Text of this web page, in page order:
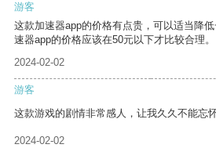
游客
这款加速器app的价格有点贵，可以适当降
速器app的价格应该在50元以下才比较合理。
2024-02-02
游客
这款游戏的剧情非常感人，让我久久不能忘怀
2024-02-02